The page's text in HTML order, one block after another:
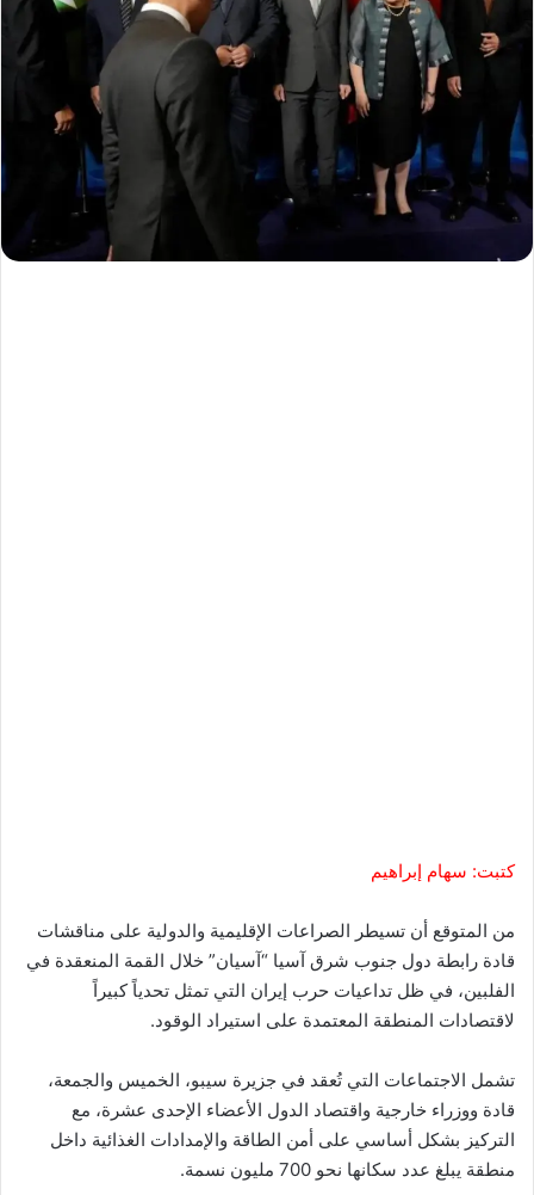
كتبت: سهام إبراهيم
من المتوقع أن تسيطر الصراعات الإقليمية والدولية على مناقشات
قادة رابطة دول جنوب شرق آسيا “آسيان” خلال القمة المنعقدة في
الفلبين، في ظل تداعيات حرب إيران التي تمثل تحدياً كبيراً
لاقتصادات المنطقة المعتمدة على استيراد الوقود.
تشمل الاجتماعات التي تُعقد في جزيرة سيبو، الخميس والجمعة،
قادة ووزراء خارجية واقتصاد الدول الأعضاء الإحدى عشرة، مع
التركيز بشكل أساسي على أمن الطاقة والإمدادات الغذائية داخل
منطقة يبلغ عدد سكانها نحو 700 مليون نسمة.